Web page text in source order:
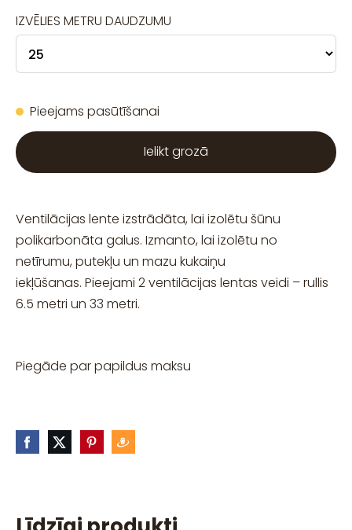
IZVĒLIES METRU DAUDZUMU
Pieejams pasūtīšanai
Ielikt grozā
Ventilācijas lente izstrādāta, lai izolētu šūnu
polikarbonāta galus. Izmanto, lai izolētu no
netīrumu, putekļu un mazu kukaiņu
iekļūšanas. Pieejami 2 ventilācijas lentas veidi – rullis
6.5 metri un 33 metri.
Piegāde par papildus maksu